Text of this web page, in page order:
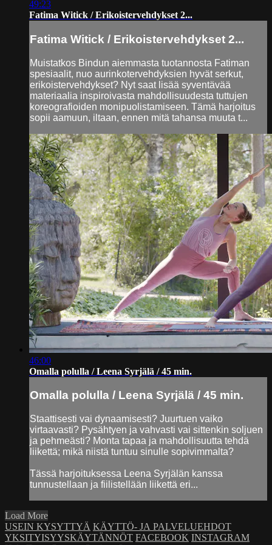
49:23
Fatima Witick / Erikoistervehdykset 2...
Fatima Witick / Erikoistervehdykset 2...
Muistatkos Bindun aiemmasta tuotannosta Fatiman
spesiaalit, nuo aurinkotervehdyksien hyvät serkut,
erikoistervehdykset? Nyt saat lisää syventävää
materiaalia inspiroivasta mahdollisuudesta tuttujen
koreografioiden monipuolistamiseen. Tämä harjoitus
sopii aamuun, iltaan, ennen mitä tahansa muuta t...
46:00
Omalla polulla / Leena Syrjälä / 45 min.
Omalla polulla / Leena Syrjälä / 45 min.
Staattisesti vai dynaamisesti? Juurtuen vaiko
virtaavasti? Pysähtyen ja vahvasti vai sittenkin soljuen
ja pehmeästi? Monta tapaa ja mahdollisuutta tehdä
liikettä; mikä niistä tuntuu sinulle sopivimmalta?
Tässä harjoituksessa Leena Syrjälän kanssa
tunnustellaan ja fiilistellään liikettä eri...
Load More
USEIN KYSYTTYÄ KÄYTTÖ- JA PALVELUEHDOT
YKSITYISYYSKÄYTÄNNÖT FACEBOOK INSTAGRAM